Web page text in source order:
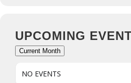
UPCOMING
Current Month
NO EVENTS